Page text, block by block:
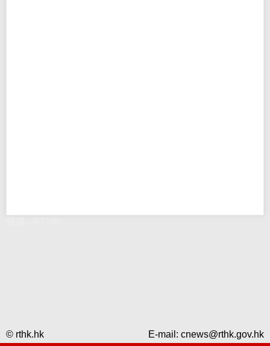
© rthk.hk E-mail: cnews@rthk.gov.hk